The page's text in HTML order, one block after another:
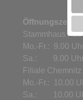
Öffnungszeiten:
Stammhaus Aue
Mo.-Fr.: 9.00
Sa.: 9.00 Uhr
Filiale Chemnitz
Mo.-Fr.: 10.00
Sa.: 10.00